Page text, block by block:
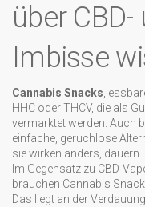
über CBD-
Imbisse
Cannabis Snacks
HHC oder THCV, die als
vermarktet werden . Auch
einfache, geruchlose
sie wirken anders, dauern
Im Gegensatz zu CBD-
brauchen Cannabis
Das liegt an der